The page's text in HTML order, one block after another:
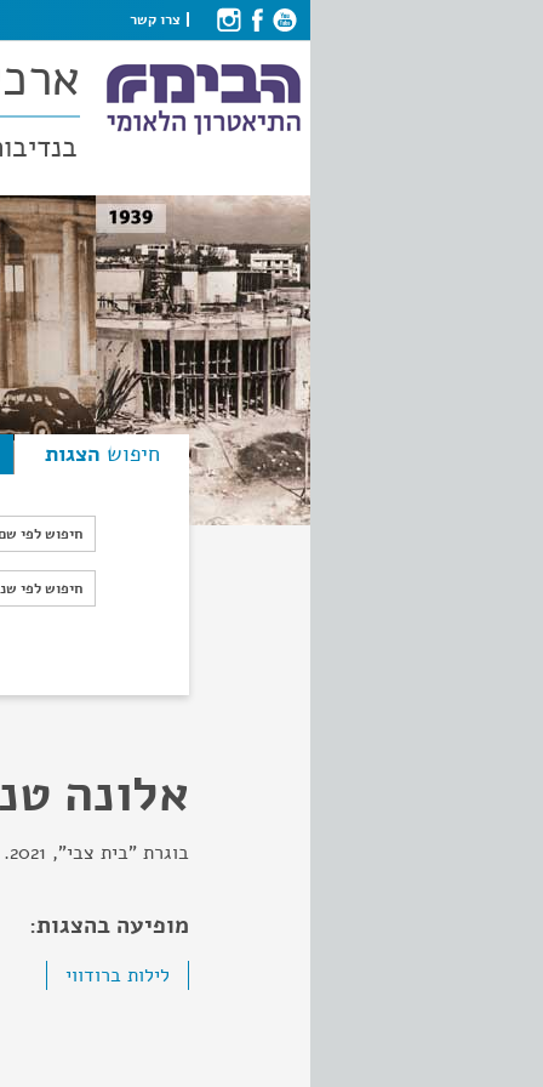
צרו קשר
חיפוש הצגות
חיפוש לפי
חיפוש לפי
חיפוש לפי
אלונה
בוגרת "בית צבי", 2021.
מופיעה בהצגות:
לילות ברודווי